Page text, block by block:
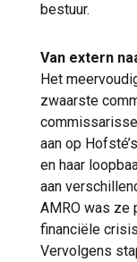
bestuur.
Van extern
Het
zwaarste
aan op
en haar
aan
AMRO was ze
financiële
Vervolgens